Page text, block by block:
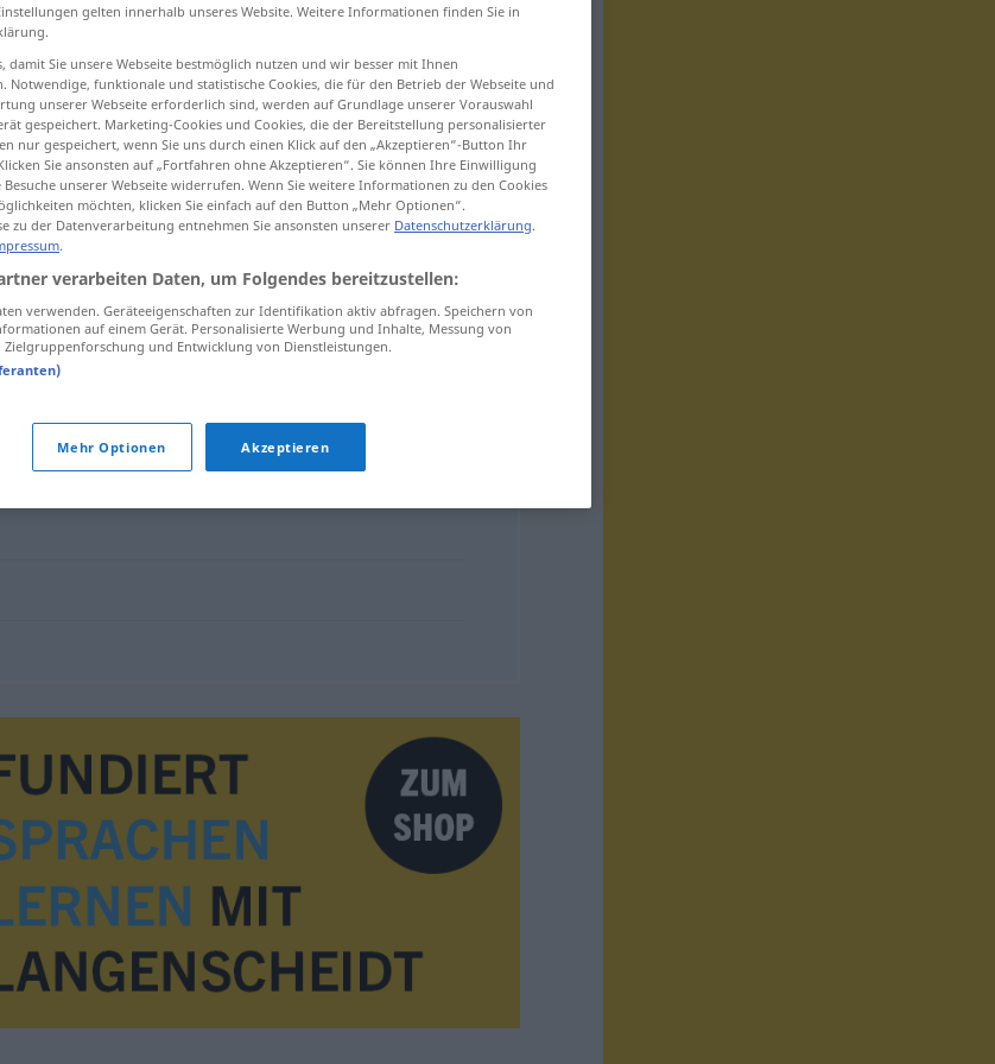
glimpflichdavonkommen
gelten innerhalb unseres Website. Weitere Informationen finden Sie in
damit Sie unsere Webseite bestmöglich nutzen und wir besser mit Ihnen
Notwendige, funktionale und statistische Cookies, die für den Betrieb der Webseite und
unserer Webseite erforderlich sind, werden auf Grundlage unserer Vorauswahl
gespeichert. Marketing-Cookies und Cookies, die der Bereitstellung personalisierter
nur gespeichert, wenn Sie uns durch einen Klick auf den „Akzeptieren“-Button Ihr
Sie ansonsten auf „Fortfahren ohne Akzeptieren“. Sie können Ihre Einwilligung
unserer Webseite widerrufen. Wenn Sie weitere Informationen zu den Cookies
möchten, klicken Sie einfach auf den Button „Mehr Optionen“.
zu der Datenverarbeitung entnehmen Sie ansonsten unserer Datenschutzerklärung.
.
verarbeiten Daten, um Folgendes bereitzustellen:
verwenden. Geräteeigenschaften zur Identifikation aktiv abfragen. Speichern von
auf einem Gerät. Personalisierte Werbung und Inhalte, Messung von
und Entwicklung von Dienstleistungen.
Mehr Optionen Akzeptieren